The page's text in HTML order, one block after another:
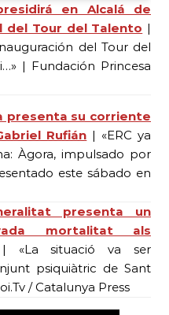
en Alcalá de
del Tour del Talento |
del Tour del
| Fundación Princesa
presenta su corriente
Rufián | «ERC ya
Àgora, impulsado por
este sábado en
presenta un
mortalitat als
«La situació va ser
psiquiàtric de Sant
/ Catalunya Press